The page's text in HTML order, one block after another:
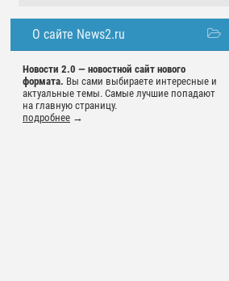
О сайте News2.ru
Новости 2.0 — новостной сайт нового
формата. Вы сами выбираете интересные и
актуальные темы. Самые лучшие попадают
на главную страницу.
подробнее →